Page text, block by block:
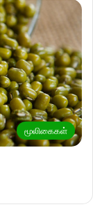
மூலிகைகள்